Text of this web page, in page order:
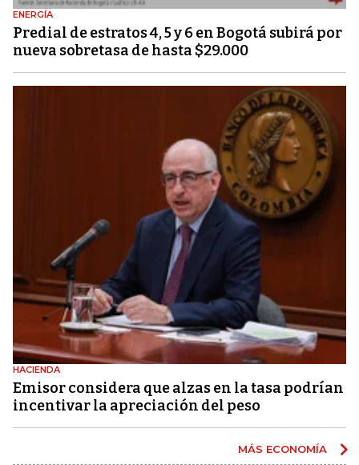
ENERGÍA
Predial de estratos 4, 5 y 6 en Bogotá subirá por
nueva sobretasa de hasta $29.000
HACIENDA
Emisor considera que alzas en la tasa podrían
incentivar la apreciación del peso
MÁS ECONOMÍA